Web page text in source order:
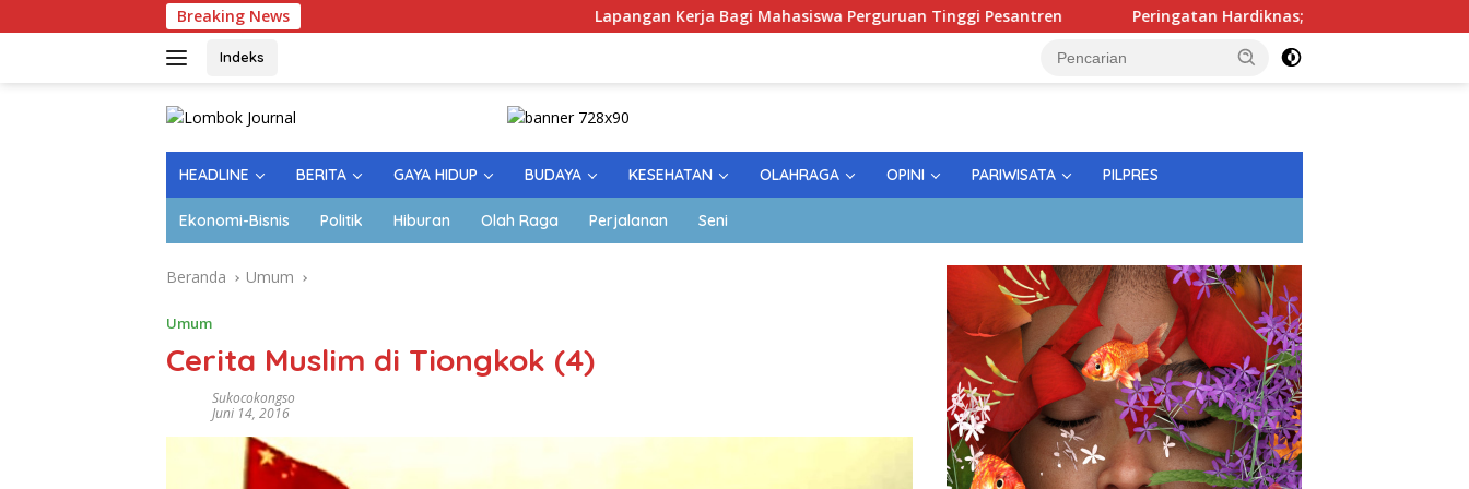
ke
Breaking News Lapangan Kerja Bagi Mahasiswa Perguruan Tinggi Pesantren Peringatan Hardiknas; Gubernur Tekankan Kualitas
Indeks
HEADLINE BERITA GAYA HIDUP BUDAYA KESEHATAN OLAHRAGA OPINI PARIWISATA PILPRES
Ekonomi-Bisnis Politik Hiburan Olah Raga Perjalanan Seni
Beranda Umum
Umum
Cerita Muslim di Tiongkok (4)
Sukocokongso
Juni 14, 2016